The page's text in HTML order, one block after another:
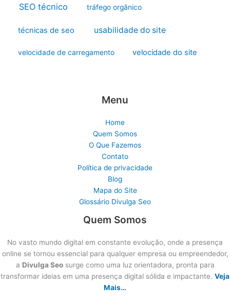
SEO técnico tráfego orgânico
técnicas de seo usabilidade do site
velocidade de carregamento velocidade do site
Menu
Home
Quem Somos
O Que Fazemos
Contato
Política de privacidade
Blog
Mapa do Site
Glossário Divulga Seo
Quem Somos
No vasto mundo digital em constante evolução, onde a presença
online se tornou essencial para qualquer empresa ou empreendedor,
a Divulga Seosurge como uma luz orientadora, pronta para
transformar ideias em uma presença digital sólida e impactante. Veja
Mais…